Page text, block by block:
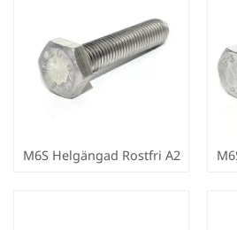
M6S Helgängad Rostfri A2